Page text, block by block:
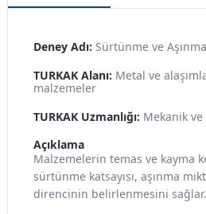
Deney Adı: Sürtünme ve
TURKAK Alanı: Metal ve
malzemeler
TURKAK Uzmanlığı: Mekanik
Açıklama
Malzemelerin temas ve kayma
sürtünme katsayısı, aşınma
direncinin belirlenmesini sağlar.